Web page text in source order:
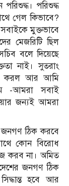
পরিশুদ্ধ
গেল কিভাবে?
সবাইকে মুক্তভাবে
মেজরিটি ছিল
বলে দিয়েছে
নাই। সুতরাং
করল আর আমি
-আমরা সবাই
জন্যই আমরা
জনগণ ঠিক করবে
কোন বিরোধ
করব না। অমিত
জনগণ ঠিক
হবে আর